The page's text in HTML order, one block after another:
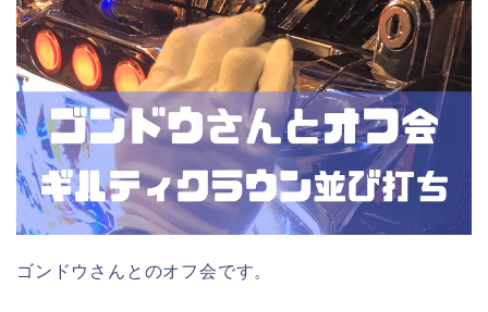
ゴンドウさんとのオフ会です。